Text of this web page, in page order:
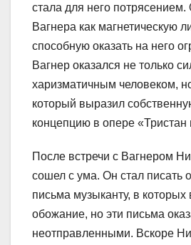
стала для него
Вагнера как магнетическую
способную оказать на него
Вагнер оказался не только
харизматичным человеком,
который выразил
концепцию в опере «Тристан
После встречи с Вагнером
сошел с ума. Он стал писать
письма музыканту, в
обожание, но эти письма
неотправленными. Вскоре